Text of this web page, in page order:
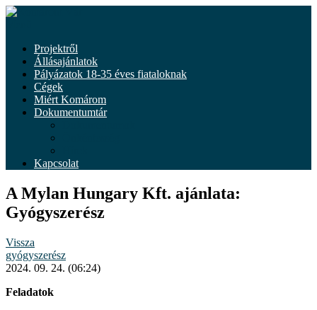
Tovább
Projektről
Állásajánlatok
Pályázatok 18-35 éves fiataloknak
Cégek
Miért Komárom
Dokumentumtár
Kapcsolat
A Mylan Hungary Kft. ajánlata:
Gyógyszerész
Vissza
gyógyszerész
2024. 09. 24. (06:24)
Feladatok